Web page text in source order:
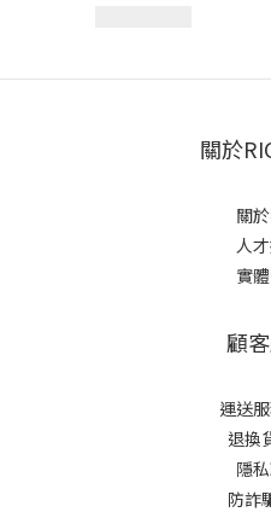
關於
關
人
實
顧
運送
退換
隱
防詐